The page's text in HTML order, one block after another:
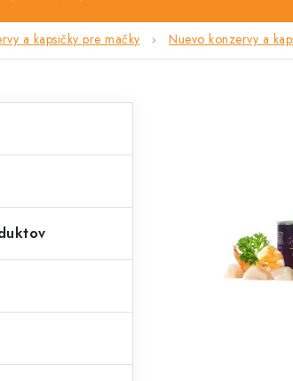
a kapsičky pre mačky Nuevo konzervy a